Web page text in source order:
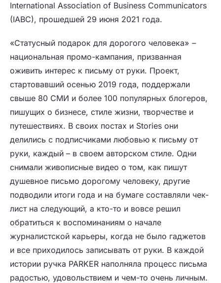
International Association of Business Communicators
(IABC), прошедшей 29 июня 2021 года.
«Статусный подарок для дорогого человека» –
национальная промо-кампания, призванная
оживить интерес к письму от руки. Проект,
стартовавший осенью 2019 года, поддержали
свыше 80 СМИ и более 100 популярных блогеров,
пишущих о бизнесе, стиле жизни, творчестве и
путешествиях. В своих постах и Stories они
делились с подписчиками любовью к письму от
руки, каждый – в своем авторском стиле. Одни
снимали живописные видео о том, как пишут
душевное письмо дорогому человеку, другие
подводили итоги года и на бумаге составляли чек-
лист на следующий, а кто-то и вовсе решил
обратиться к воспоминаниям о начале
журналистской карьеры, когда не было гаджетов
и все приходилось записывать от руки. В каждой
истории ручка PARKER наполняла процесс письма
радостью, удовольствием и чем-то очень личным.